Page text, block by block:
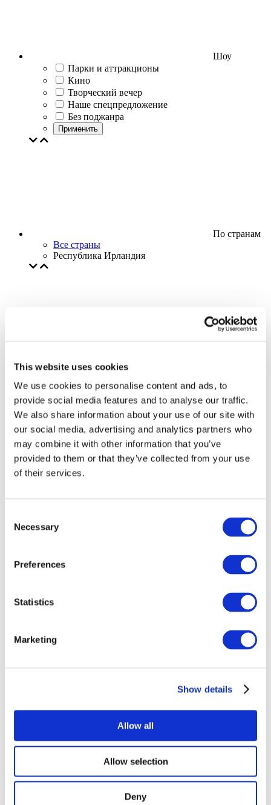
This website uses cookies
We use cookies to personalise content and ads, to
provide social media features and to analyse our traffic.
We also share information about your use of our site with
our social media, advertising and analytics partners who
may combine it with other information that you’ve
provided to them or that they’ve collected from your use
of their services.
Selection
Necessary
Preferences
Statistics
Marketing
Show details
Allow all
Allow selection
Deny
Шоу
Парки и аттракционы
Кино
Творческий вечер
Наше спецпредложение
Без поджанра
Применить
По странам
Все страны
Республика Ирландия
Творческий вечер
Наше спецпредложение
Применить